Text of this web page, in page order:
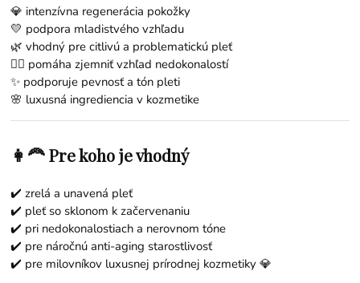
💎 intenzívna regenerácia pokožky
💛 podpora mladistvého vzhľadu
🌿 vhodný pre citlivú a problematickú pleť
💆‍♀️ pomáha zjemniť vzhľad nedokonalostí
✨ podporuje pevnosť a tón pleti
🌸 luxusná ingrediencia v kozmetike
👩‍🦰 Pre koho je vhodný
✔️ zrelá a unavená pleť
✔️ pleť so sklonom k začervenaniu
✔️ pri nedokonalostiach a nerovnom tóne
✔️ pre náročnú anti-aging starostlivosť
✔️ pre milovníkov luxusnej prírodnej kozmetiky 💎